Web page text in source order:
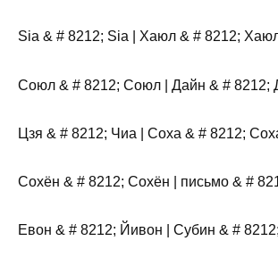
Sia & # 8212; Sia | Хаюл & # 8212;
Союл & # 8212; Союл | Дайн & # 8212;
Цзя & # 8212; Чиа | Соха & # 8212;
Сохён & # 8212; Сохён | письмо & #
Евон & # 8212; Йивон | Субин & #